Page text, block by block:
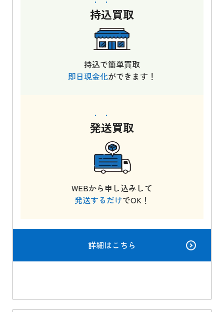
持込買取
持込で簡単買取
即日現金化ができます！
発送買取
WEBから申し込みして
発送するだけでOK！
詳細はこちら